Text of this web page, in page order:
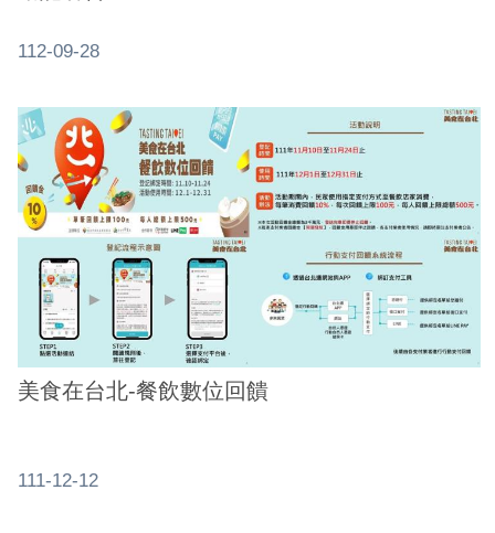
站
全
政
策
服
訊
112-09-28
美食在台北-餐飲數位回饋
111-12-12